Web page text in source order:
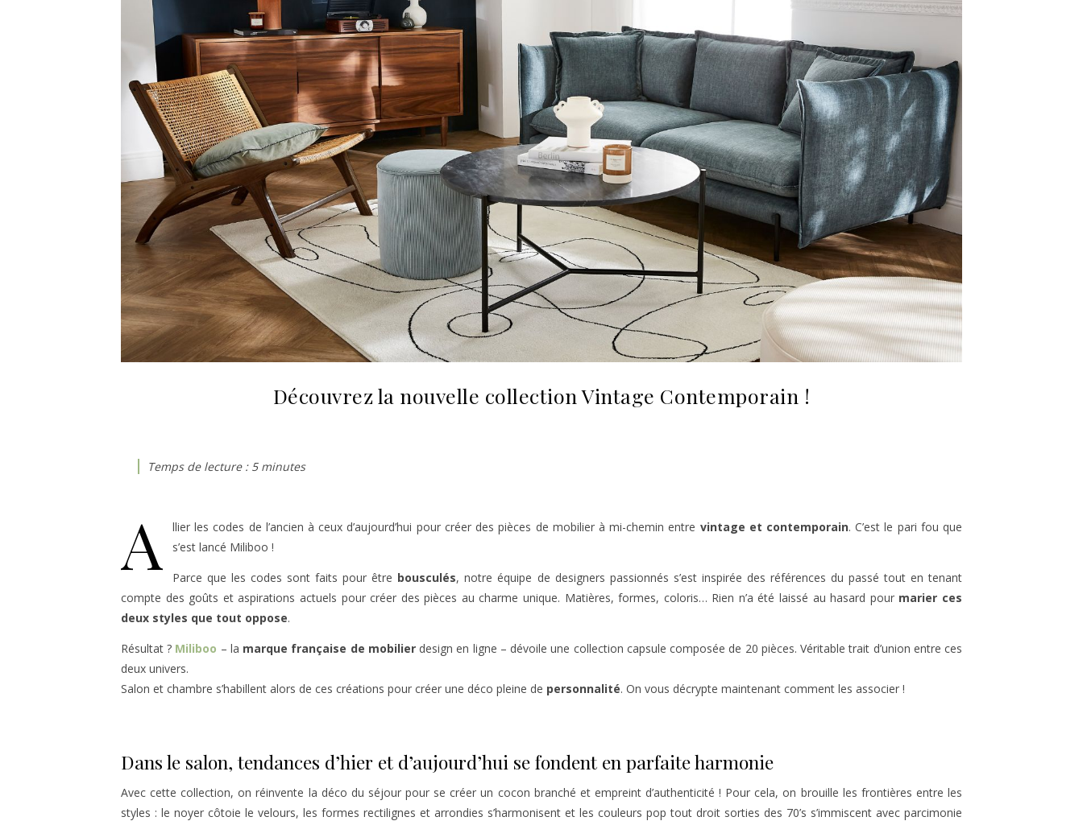
Découvrez la nouvelle collection Vintage Contemporain !
A llier les codes de l’ancien à ceux d’aujourd’hui pour créer des pièces de mobilier à mi-chemin entre vintage et contemporain. C’est le pari fou que
s’est lancé Miliboo !
Parce que les codes sont faits pour être bousculés, notre équipe de designers passionnés s’est inspirée des références du passé tout en tenant
compte des goûts et aspirations actuels pour créer des pièces au charme unique. Matières, formes, coloris… Rien n’a été laissé au hasard pour marier ces
deux styles que tout oppose.
Résultat ? Miliboo – la marque française de mobilierdesign en ligne – dévoile une collection capsule composée de 20 pièces. Véritable trait d’union entre ces
deux univers.
Salon et chambre s’habillent alors de ces créations pour créer une déco pleine de personnalité. On vous décrypte maintenant comment les associer !
Dans le salon, tendances d’hier et d’aujourd’hui se fondent en parfaite harmonie
Avec cette collection, on réinvente la déco du séjour pour se créer un cocon branché et empreint d’authenticité ! Pour cela, on brouille les frontières entre les
styles : le noyer côtoie le velours, les formes rectilignes et arrondies s’harmonisent et les couleurs pop tout droit sorties des 70’s s’immiscent avec parcimonie